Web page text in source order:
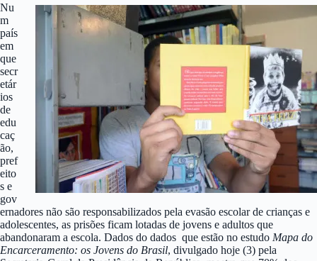
Nu
m
país
em
que
secr
etár
ios
de
edu
caç
ão,
pref
eito
s e
gov
ernadores não são responsabilizados pela evasão escolar de crianças e
adolescentes, as prisões ficam lotadas de jovens e adultos que
abandonaram a escola. Dados do dados que estão no estudo Mapa do
Encarceramento: os Jovens do Brasil, divulgado hoje (3) pela